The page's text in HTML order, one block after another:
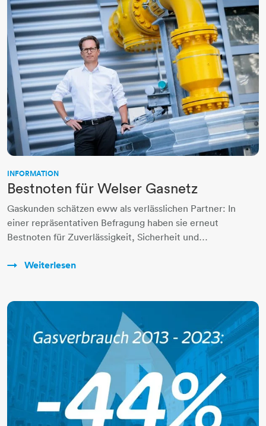
INFORMATION
Bestnoten für Welser Gasnetz
Gaskunden schätzen eww als verlässlichen Partner: In
einer repräsentativen Befragung haben sie erneut
Bestnoten für Zuverlässigkeit, Sicherheit und…
Weiterlesen